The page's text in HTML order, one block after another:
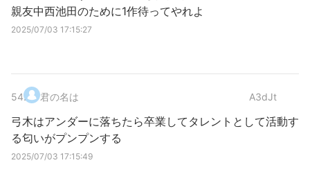
親友中西池田のために1作待ってやれよ
2025/07/03 17:15:27
54. 君の名は A3dJt
弓木はアンダーに落ちたら卒業してタレントとして活動す
る匂いがプンプンする
2025/07/03 17:15:49